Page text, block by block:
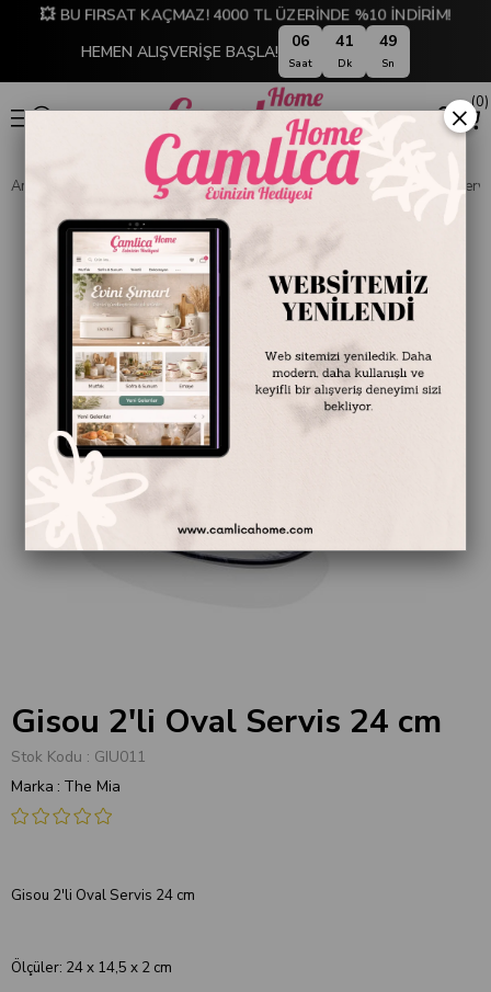
💥 BU FIRSAT KAÇMAZ! 4000 TL ÜZERİNDE %10 İNDİRİM!
HEMEN ALIŞVERİŞE BAŞLA! 06
Saat
41
Dk
48
Sn
0
Anasayfa SOFRA & MUTFAK SOFRA & SERVİS Gisou 2'li Oval
Gisou 2'li Oval Servis 24 cm
Stok Kodu
GIU011
Marka : The Mia
Gisou 2'li Oval Servis 24 cm
Ölçüler: 24 x 14,5 x 2 cm
×